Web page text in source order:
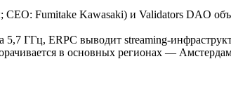
Fumitake Kawasaki) и Validators DAO
ГГц, ERPC выводит streaming-
в основных регионах —